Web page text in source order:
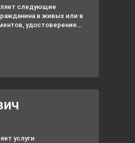
следующие
в живых или в
удостоверение
услуги